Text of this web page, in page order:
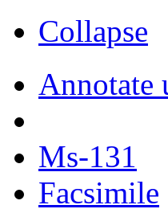
Collapse
Annotate
Ms-131
Facsimile